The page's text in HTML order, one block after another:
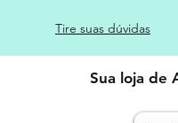
Tire suas dúvidas
Sua loja de